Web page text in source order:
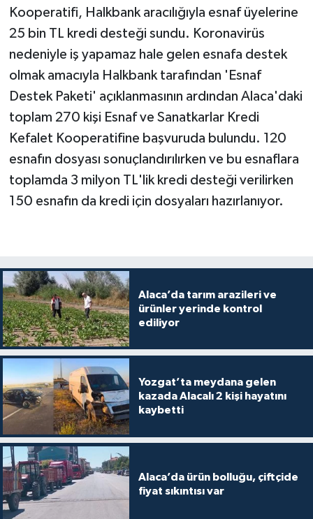
Kooperatifi, Halkbank aracılığıyla esnaf üyelerine
25 bin TL kredi desteği sundu. Koronavirüs
nedeniyle iş yapamaz hale gelen esnafa destek
olmak amacıyla Halkbank tarafından 'Esnaf
Destek Paketi' açıklanmasının ardından Alaca'daki
toplam 270 kişi Esnaf ve Sanatkarlar Kredi
Kefalet Kooperatifine başvuruda bulundu. 120
esnafın dosyası sonuçlandırılırken ve bu esnaflara
toplamda 3 milyon TL'lik kredi desteği verilirken
150 esnafın da kredi için dosyaları hazırlanıyor.
Alaca’da tarım arazileri ve
ürünler yerinde kontrol
ediliyor
Yozgat’ta meydana gelen
kazada Alacalı 2 kişi hayatını
kaybetti
Alaca’da ürün bolluğu, çiftçide
fiyat sıkıntısı var